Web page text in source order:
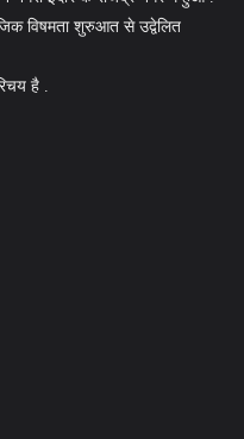
विषमता शुरुआत से उद्वेलित
है .